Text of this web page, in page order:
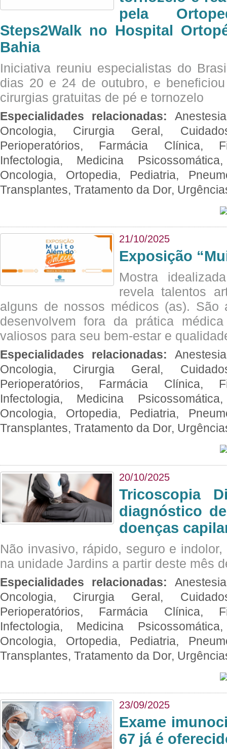
pela
Steps2Walk no Hospital
Bahia
Iniciativa reuniu especialistas do
dias 20 e 24 de outubro, e
cirurgias gratuitas de pé e tornozelo
Especialidades relacionadas:
Oncologia, Cirurgia Geral,
Perioperatórios, Farmácia Clínica,
Infectologia, Medicina
Oncologia, Ortopedia, Pediatria,
Transplantes, Tratamento da Dor,
21/10/2025
Exposição
Mostra
revela talentos
alguns de nossos médicos (as). São
desenvolvem fora da prática
valiosos para seu bem-estar e
Especialidades relacionadas:
Oncologia, Cirurgia Geral,
Perioperatórios, Farmácia Clínica,
Infectologia, Medicina
Oncologia, Ortopedia, Pediatria,
Transplantes, Tratamento da Dor,
20/10/2025
Tricoscopia
diagnóstico
doenças
Não invasivo, rápido, seguro e
na unidade Jardins a partir deste mês
Especialidades relacionadas:
Oncologia, Cirurgia Geral,
Perioperatórios, Farmácia Clínica,
Infectologia, Medicina
Oncologia, Ortopedia, Pediatria,
Transplantes, Tratamento da Dor,
23/09/2025
Exame
67 já é